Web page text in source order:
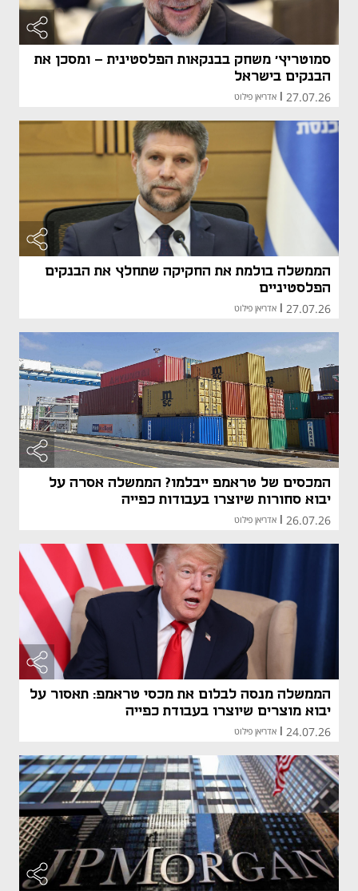
סמוטריץ' משחק בבנקאות הפלסטינית - ומסכן את
הבנקים בישראל
27.07.26 אדריאן פילוט
הממשלה בולמת את החקיקה שתחלץ את הבנקים
הפלסטיניים
27.07.26 אדריאן פילוט
המכסים של טראמפ ייבלמו? הממשלה אסרה על
יבוא סחורות שיוצרו בעבודות כפייה
26.07.26 אדריאן פילוט
הממשלה מנסה לבלום את מכסי טראמפ: תאסור על
יבוא מוצרים שיוצרו בעבודת כפייה
24.07.26 אדריאן פילוט